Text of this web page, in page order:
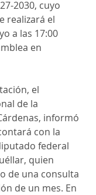
2030, cuyo
realizará el
a las 17:00
en
el
de la
informó
con la
federal
quien
de una consulta
de un mes. En